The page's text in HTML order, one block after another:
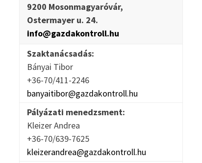
9200 Mosonmagyaróvár,
Ostermayer u. 24.
info@gazdakontroll.hu
Szaktanácsadás:
Bányai Tibor
+36-70/411-2246
banyaitibor@gazdakontroll.hu
Pályázati menedzsment:
Kleizer Andrea
+36-70/639-7625
kleizerandrea@gazdakontroll.hu